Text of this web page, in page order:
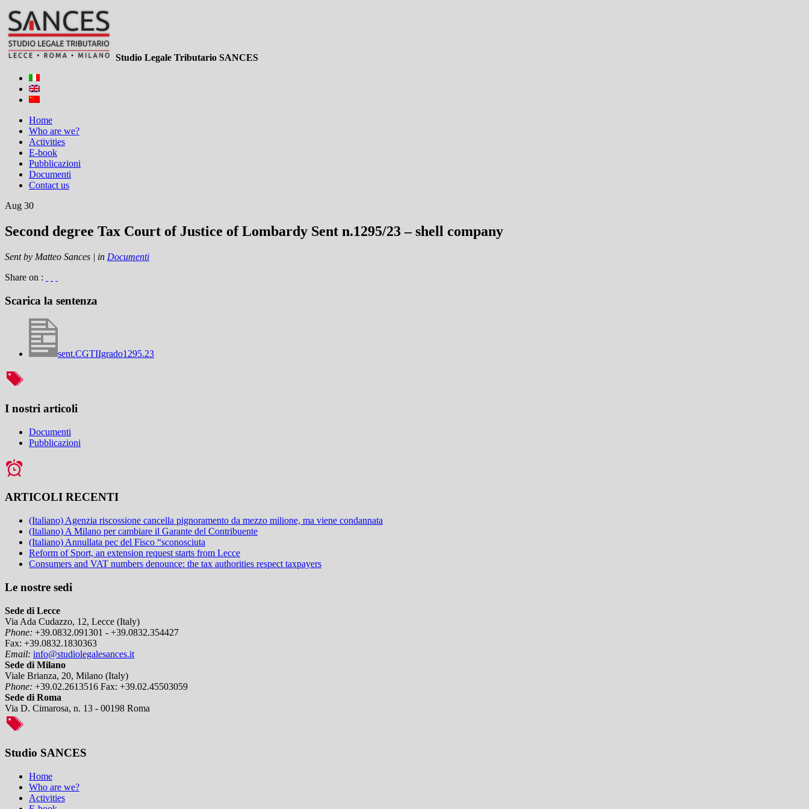
Studio Legale Tributario SANCES
Home
Who are we?
Activities
E-book
Pubblicazioni
Documenti
Contact us
Aug 30
Second degree Tax Court of Justice of Lombardy Sent n.1295/23 – shell company
Sent by Matteo Sances | in Documenti
Share on :
Scarica la sentenza
sent.CGTIIgrado1295.23
I nostri articoli
Documenti
Pubblicazioni
ARTICOLI RECENTI
(Italiano) Agenzia riscossione cancella pignoramento da mezzo milione, ma viene condannata
(Italiano) A Milano per cambiare il Garante del Contribuente
(Italiano) Annullata pec del Fisco “sconosciuta
Reform of Sport, an extension request starts from Lecce
Consumers and VAT numbers denounce: the tax authorities respect taxpayers
Le nostre sedi
Sede di Lecce
Via Ada Cudazzo, 12, Lecce (Italy)
Phone: +39.0832.091301 - +39.0832.354427
Fax: +39.0832.1830363
Email: info@studiolegalesances.it
Sede di Milano
Viale Brianza, 20, Milano (Italy)
Phone: +39.02.2613516 Fax: +39.02.45503059
Sede di Roma
Via D. Cimarosa, n. 13 - 00198 Roma
Studio SANCES
Home
Who are we?
Activities